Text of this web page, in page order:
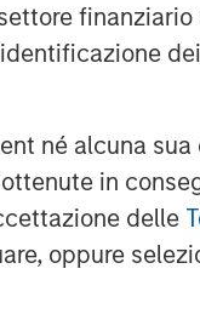
né alcuna
in
delle
oppure